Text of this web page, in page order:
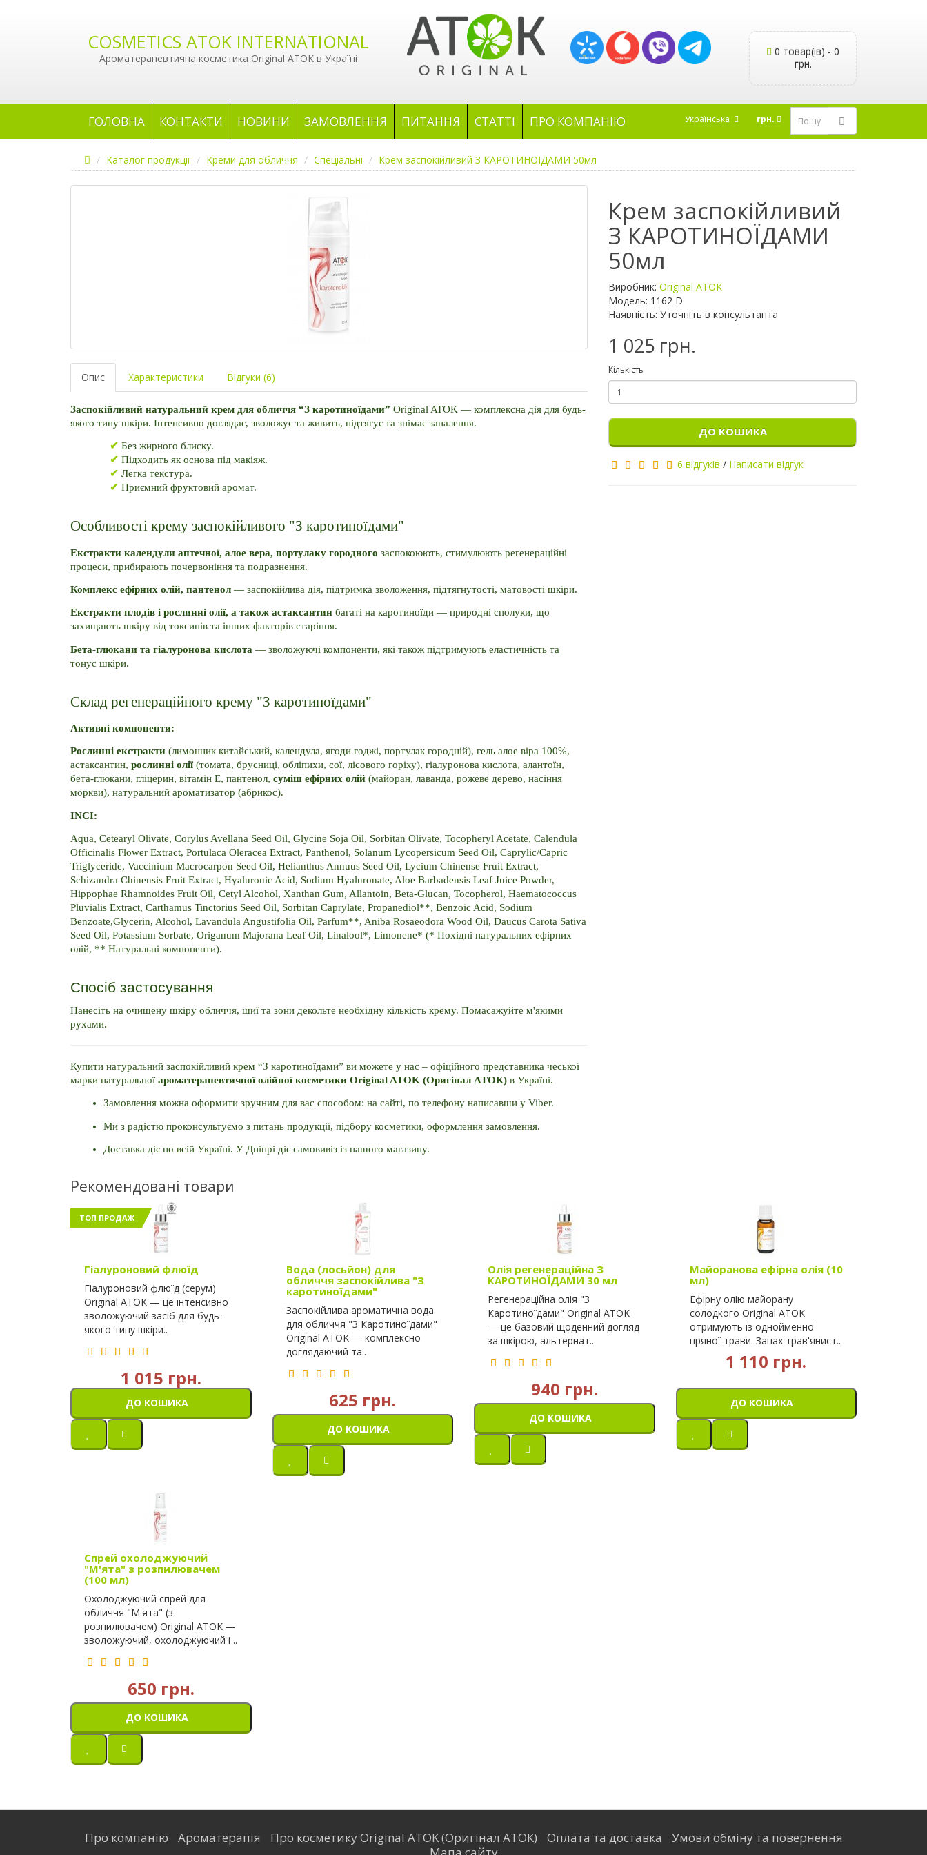
COSMETICS ATOK INTERNATIONAL
Ароматерапевтична косметика Original ATOK в Україні
0 товар(ів) - 0
грн.
ГОЛОВНА КОНТАКТИ НОВИНИ ЗАМОВЛЕННЯ ПИТАННЯ СТАТТІ ПРО КОМПАНІЮ Українська грн.
Каталог продукції Креми для обличчя Спеціальні Крем заспокійливий З КАРОТИНОЇДАМИ 50мл
Опис Характеристики Відгуки (6)
Заспокійливий натуральний крем для обличчя “З каротиноїдами” Original ATOK — комплексна дія для будь-
якого типу шкіри. Інтенсивно доглядає, зволожує та живить, підтягує та знімає запалення.
✔ Без жирного блиску.
✔ Підходить як основа під макіяж.
✔ Легка текстура.
✔ Приємний фруктовий аромат.
Особливості крему заспокійливого "З каротиноїдами"
Екстракти календули аптечної, алое вера, портулаку городного заспокоюють, стимулюють регенераційні
процеси, прибирають почервоніння та подразнення.
Комплекс ефірних олій, пантенол — заспокійлива дія, підтримка зволоження, підтягнутості, матовості шкіри.
Екстракти плодів і рослинні олії, а також астаксантин багаті на каротиноїди — природні сполуки, що
захищають шкіру від токсинів та інших факторів старіння.
Бета-глюкани та гіалуронова кислота — зволожуючі компоненти, які також підтримують еластичність та
тонус шкіри.
Склад регенераційного крему "З каротиноїдами"
Активні компоненти:
Рослинні екстракти (лимонник китайський, календула, ягоди годжі, портулак городній), гель алое віра 100%,
астаксантин, рослинні олії (томата, брусниці, обліпихи, сої, лісового горіху), гіалуронова кислота, алантоїн,
бета-глюкани, гліцерин, вітамін E, пантенол, суміш ефірних олій (майоран, лаванда, рожеве дерево, насіння
моркви), натуральний ароматизатор (абрикос).
INCI:
Aqua, Cetearyl Olivate, Corylus Avellana Seed Oil, Glycine Soja Oil, Sorbitan Olivate, Tocopheryl Acetate, Calendula
Officinalis Flower Extract, Portulaca Oleracea Extract, Panthenol, Solanum Lycopersicum Seed Oil, Caprylic/Capric
Triglyceride, Vaccinium Macrocarpon Seed Oil, Helianthus Annuus Seed Oil, Lycium Chinense Fruit Extract,
Schizandra Chinensis Fruit Extract, Hyaluronic Acid, Sodium Hyaluronate, Aloe Barbadensis Leaf Juice Powder,
Hippophae Rhamnoides Fruit Oil, Cetyl Alcohol, Xanthan Gum, Allantoin, Beta-Glucan, Tocopherol, Haematococcus
Pluvialis Extract, Carthamus Tinctorius Seed Oil, Sorbitan Caprylate, Propanediol**, Benzoic Acid, Sodium
Benzoate,Glycerin, Alcohol, Lavandula Angustifolia Oil, Parfum**, Aniba Rosaeodora Wood Oil, Daucus Carota Sativa
Seed Oil, Potassium Sorbate, Origanum Majorana Leaf Oil, Linalool*, Limonene* (* Похідні натуральних ефірних
олій, ** Натуральні компоненти).
Спосіб застосування
Нанесіть на очищену шкіру обличчя, шиї та зони декольте необхідну кількість крему. Помасажуйте м'якими
рухами.
Купити натуральний заспокійливий крем “З каротиноїдами” ви можете у нас – офіційного представника чеської
марки натуральної ароматерапевтичної олійної косметики Original ATOK (Оригінал АТОК) в Україні.
Замовлення можна оформити зручним для вас способом: на сайті, по телефону написавши у Viber.
Ми з радістю проконсультуємо з питань продукції, підбору косметики, оформлення замовлення.
Доставка діє по всій Україні. У Дніпрі діє самовивіз із нашого магазину.
Крем заспокійливий
З КАРОТИНОЇДАМИ
50мл
Виробник: Original ATOK
Модель: 1162 D
Наявність: Уточніть в консультанта
1 025 грн.
Кількість
ДО КОШИКА
6 відгуків / Написати відгук
Рекомендовані товари
ТОП ПРОДАЖ
Гіалуроновий флюїд
Гіалуроновий флюїд (серум)
Original ATOK — це інтенсивно
зволожуючий засіб для будь-
якого типу шкіри..
1 015 грн.
ДО КОШИКА
Вода (лосьйон) для
обличчя заспокійлива "З
каротиноїдами"
Заспокійлива ароматична вода
для обличчя "З Каротиноїдами"
Original ATOK — комплексно
доглядаючий та..
625 грн.
ДО КОШИКА
Олія регенераційна З
КАРОТИНОЇДАМИ 30 мл
Регенераційна олія "З
Каротиноїдами" Original ATOK
— це базовий щоденний догляд
за шкірою, альтернат..
940 грн.
ДО КОШИКА
Майоранова ефірна олія (10
мл)
Ефірну олію майорану
солодкого Original ATOK
отримують із однойменної
пряної трави. Запах трав'янист..
1 110 грн.
ДО КОШИКА
Спрей охолоджуючий
"М'ята" з розпилювачем
(100 мл)
Охолоджуючий спрей для
обличчя "М'ята" (з
розпилювачем) Original ATOK —
зволожуючий, охолоджуючий і ..
650 грн.
ДО КОШИКА
Про компанію Ароматерапія Про косметику Original ATOK (Оригінал АТОК) Оплата та доставка
Умови обміну та повернення